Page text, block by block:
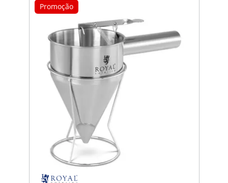
Promoção